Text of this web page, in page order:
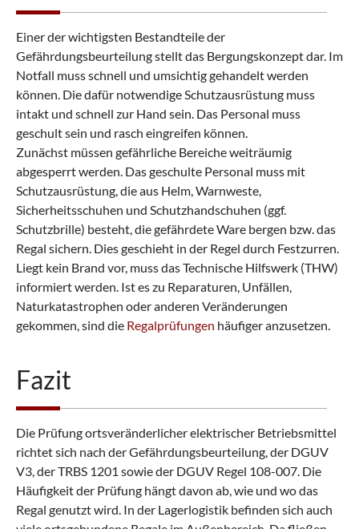
Einer der wichtigsten Bestandteile der
Gefährdungsbeurteilung stellt das Bergungskonzept dar. Im
Notfall muss schnell und umsichtig gehandelt werden
können. Die dafür notwendige Schutzausrüstung muss
intakt und schnell zur Hand sein. Das Personal muss
geschult sein und rasch eingreifen können.
Zunächst müssen gefährliche Bereiche weiträumig
abgesperrt werden. Das geschulte Personal muss mit
Schutzausrüstung, die aus Helm, Warnweste,
Sicherheitsschuhen und Schutzhandschuhen (ggf.
Schutzbrille) besteht, die gefährdete Ware bergen bzw. das
Regal sichern. Dies geschieht in der Regel durch Festzurren.
Liegt kein Brand vor, muss das Technische Hilfswerk (THW)
informiert werden. Ist es zu Reparaturen, Unfällen,
Naturkatastrophen oder anderen Veränderungen
gekommen, sind die Regalprüfungen häufiger anzusetzen.
Fazit
Die Prüfung ortsveränderlicher elektrischer Betriebsmittel
richtet sich nach der Gefährdungsbeurteilung, der DGUV
V3, der TRBS 1201 sowie der DGUV Regel 108-007. Die
Häufigkeit der Prüfung hängt davon ab, wie und wo das
Regal genutzt wird. In der Lagerlogistik befinden sich auch